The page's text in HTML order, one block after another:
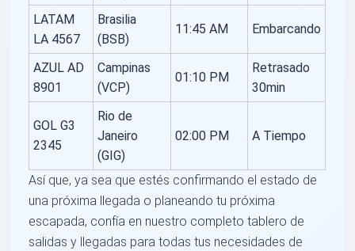
LATAM
LA 4567
Brasilia
(BSB)
11:45 AM Embarcando
AZUL AD
8901
Campinas
(VCP)
01:10 PM
Retrasado
30min
GOL G3
2345
Rio de
Janeiro
(GIG)
02:00 PM A Tiempo
Así que, ya sea que estés confirmando el estado de
una próxima llegada o planeando tu próxima
escapada, confía en nuestro completo tablero de
salidas y llegadas para todas tus necesidades de